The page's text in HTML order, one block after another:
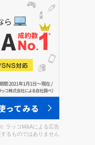
ラッコM&Aによる広告
るものではありません